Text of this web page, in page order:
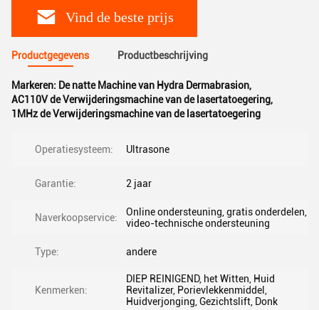
Vind de beste prijs
Productgegevens Productbeschrijving
Markeren: De natte Machine van Hydra Dermabrasion,
AC110V de Verwijderingsmachine van de lasertatoegering,
1MHz de Verwijderingsmachine van de lasertatoegering
Operatiesysteem: Ultrasone
Garantie: 2 jaar
Naverkoopservice:
Online ondersteuning, gratis onderdelen,
video-technische ondersteuning
Type: andere
Kenmerken:
DIEP REINIGEND, het Witten, Huid
Revitalizer, Porievlekkenmiddel,
Huidverjonging, Gezichtslift, Donk